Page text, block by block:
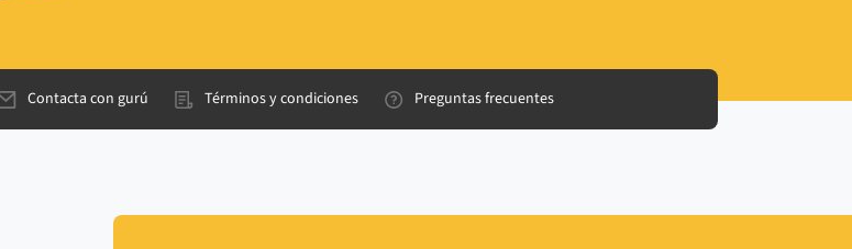
Contacta con gurú Términos y condiciones Preguntas frecuentes